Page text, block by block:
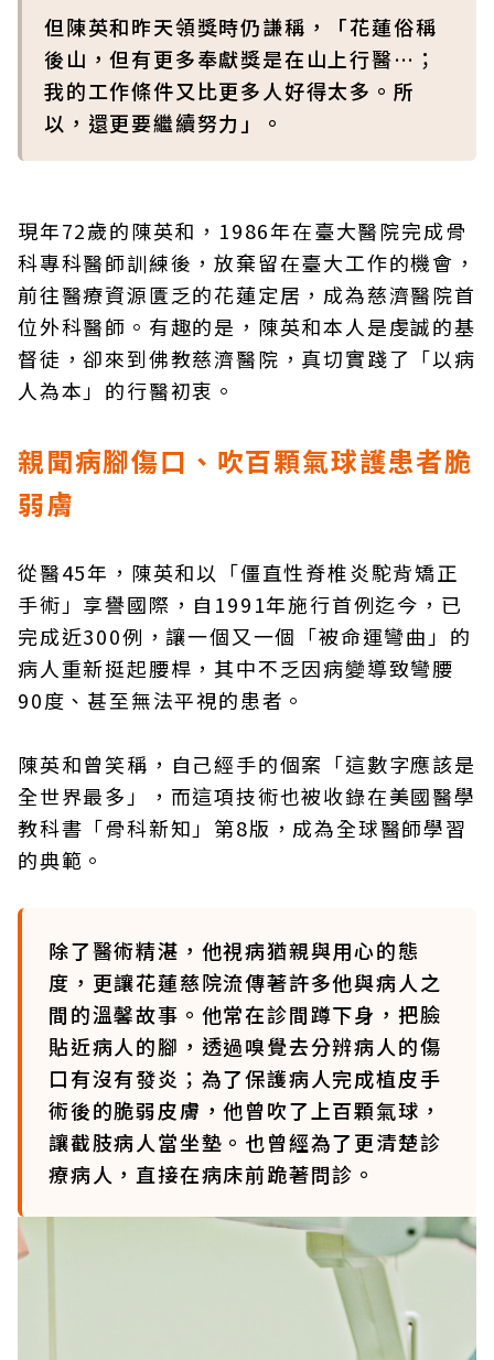
但陳英和昨天領獎時仍謙稱，「花蓮俗稱
後山，但有更多奉獻獎是在山上行醫…；
我的工作條件又比更多人好得太多。所
以，還更要繼續努力」。
現年72歲的陳英和，1986年在臺大醫院完成骨
科專科醫師訓練後，放棄留在臺大工作的機會，
前往醫療資源匱乏的花蓮定居，成為慈濟醫院首
位外科醫師。有趣的是，陳英和本人是虔誠的基
督徒，卻來到佛教慈濟醫院，真切實踐了「以病
人為本」的行醫初衷。
親聞病腳傷口、吹百顆氣球護患者脆
弱膚
從醫45年，陳英和以「僵直性脊椎炎駝背矯正
手術」享譽國際，自1991年施行首例迄今，已
完成近300例，讓一個又一個「被命運彎曲」的
病人重新挺起腰桿，其中不乏因病變導致彎腰
90度、甚至無法平視的患者。
陳英和曾笑稱，自己經手的個案「這數字應該是
全世界最多」，而這項技術也被收錄在美國醫學
教科書「骨科新知」第8版，成為全球醫師學習
的典範。
除了醫術精湛，他視病猶親與用心的態
度，更讓花蓮慈院流傳著許多他與病人之
間的溫馨故事。他常在診間蹲下身，把臉
貼近病人的腳，透過嗅覺去分辨病人的傷
口有沒有發炎；為了保護病人完成植皮手
術後的脆弱皮膚，他曾吹了上百顆氣球，
讓截肢病人當坐墊。也曾經為了更清楚診
療病人，直接在病床前跪著問診。